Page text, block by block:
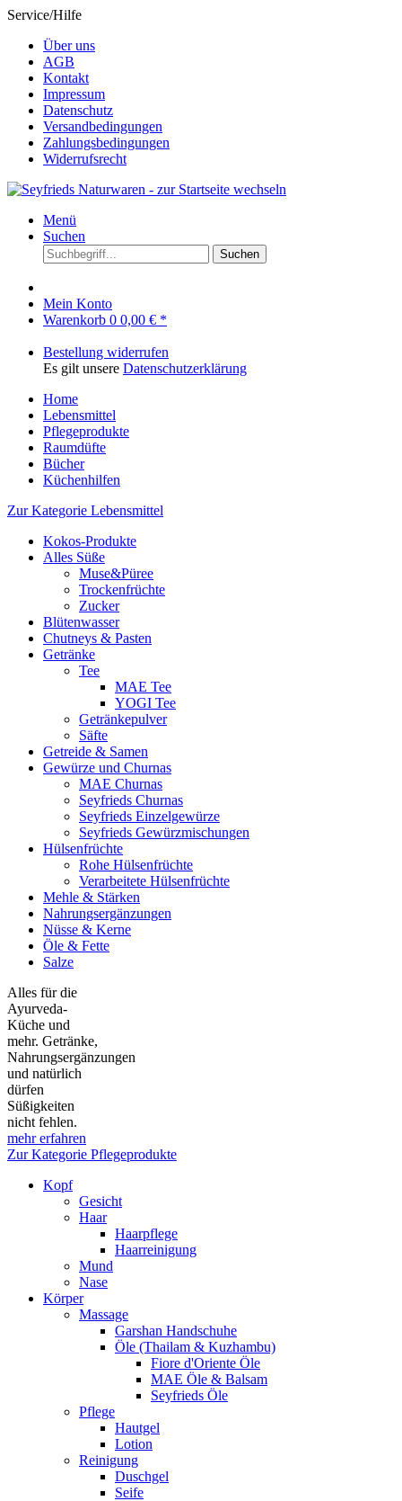
Service/Hilfe
Über uns
AGB
Kontakt
Impressum
Datenschutz
Versandbedingungen
Zahlungsbedingungen
Widerrufsrecht
Menü
Suchen
Suchen
Mein Konto
Warenkorb 0 0,00 € *
Bestellung widerrufen
Es gilt unsere Datenschutzerklärung
Home
Lebensmittel
Pflegeprodukte
Raumdüfte
Bücher
Küchenhilfen
Zur Kategorie Lebensmittel
Kokos-Produkte
Alles Süße
Muse&Püree
Trockenfrüchte
Zucker
Blütenwasser
Chutneys & Pasten
Getränke
Tee
MAE Tee
YOGI Tee
Getränkepulver
Säfte
Getreide & Samen
Gewürze und Churnas
MAE Churnas
Seyfrieds Churnas
Seyfrieds Einzelgewürze
Seyfrieds Gewürzmischungen
Hülsenfrüchte
Rohe Hülsenfrüchte
Verarbeitete Hülsenfrüchte
Mehle & Stärken
Nahrungsergänzungen
Nüsse & Kerne
Öle & Fette
Salze
Alles für die
Ayurveda-
Küche und
mehr. Getränke,
Nahrungsergänzungen
und natürlich
dürfen
Süßigkeiten
nicht fehlen.
mehr erfahren
Zur Kategorie Pflegeprodukte
Kopf
Gesicht
Haar
Haarpflege
Haarreinigung
Mund
Nase
Körper
Massage
Garshan Handschuhe
Öle (Thailam & Kuzhambu)
Fiore d'Oriente Öle
MAE Öle & Balsam
Seyfrieds Öle
Pflege
Hautgel
Lotion
Reinigung
Duschgel
Seife